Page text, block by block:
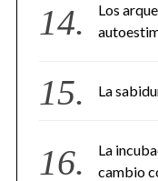
Los
La
La
cambio